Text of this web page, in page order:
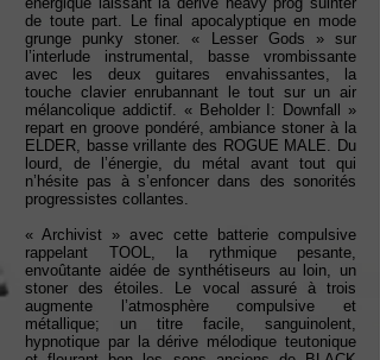
de toute part. Le final apocalyptique en mode
grunge punky stoner. « Lesser Gods » sur
l’interlude instrumental, basse vrombissante
avec les deux guitares envahissantes, la
touche clavier enrubannant le tout sur un air
mélancolique addictif. « Beholder I: Downfall »
repart en groove pondéré, ambiance stoner à la
ELDER, basse vrillante des ROGUE MALE. Du
lourd, de l’énergie, du métal avant tout qui
n’hésite pas à s’enfoncer dans des sonorités
progressistes collantes.
« Archivist » avec cette batterie compulsive
rappelant TOOL, la rythmique pesante,
envoûtante aidée de synthétiseurs au loin, un
stoner des étoiles. Le vocal assuré à trois
augmente l’atmosphère compulsive et
métallique; un titre facile, sanguinolent,
hypnotique par la dérive mélodique teutonique